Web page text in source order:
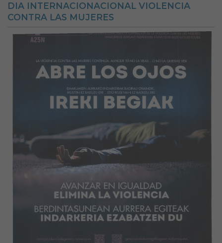
DIA INTERNACIONACIONAL VIOLENCIA
CONTRA LAS MUJERES